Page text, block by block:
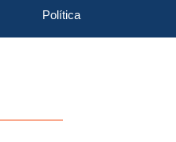
Política